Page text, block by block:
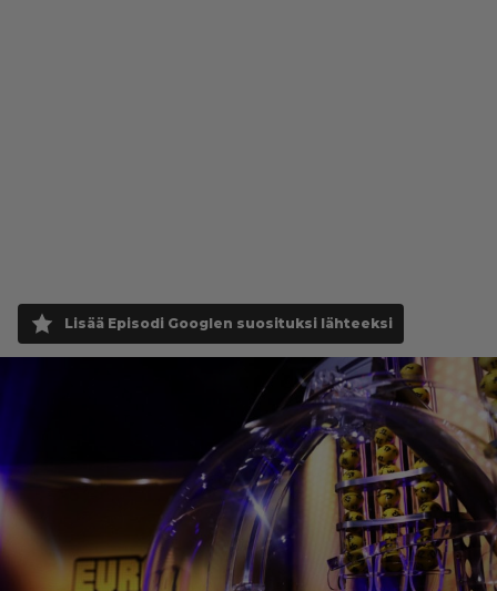
Lisää Episodi Googlen suosituksi lähteeksi